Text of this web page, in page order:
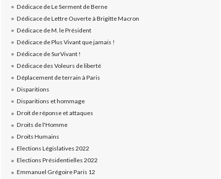
Dédicace de Le Serment de Berne
Dédicace de Lettre Ouverte à Brigitte Macron
Dédicace de M. le Président
Dédicace de Plus Vivant que jamais !
Dédicace de SurVivant !
Dédicace des Voleurs de liberté
Déplacement de terrain à Paris
Disparitions
Disparitions et hommage
Droit de réponse et attaques
Droits de l'Homme
Droits Humains
Elections Législatives 2022
Elections Présidentielles 2022
Emmanuel Grégoire Paris 12